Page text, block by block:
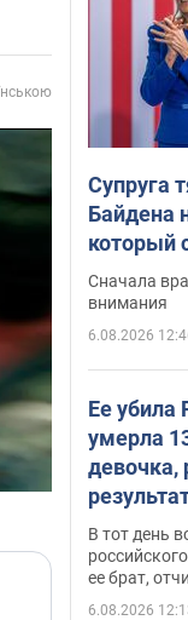
Супруга
Байдена
который
Сначала
внимания
6.08.2026
Ее убила
умерла
девочка,
атаки на
область.
В тот день
ее брат,
6.08.2026